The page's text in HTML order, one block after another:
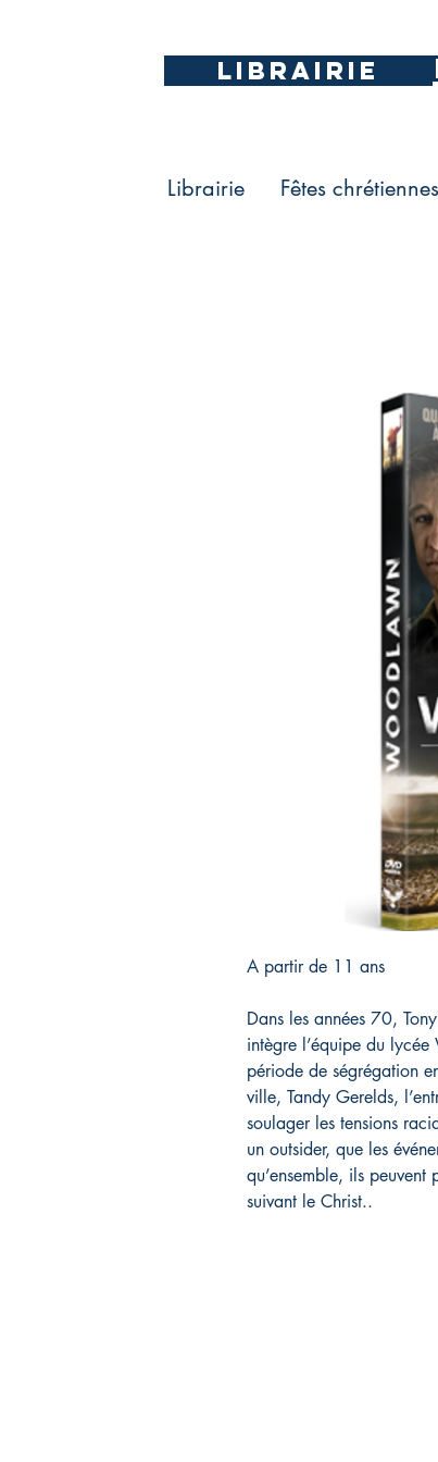
LIBRAIRIE
Librairie Fêtes chrétiennes
A partir de 11 ans
Dans les années 70,
intègre l’équipe du
période de ségrégation
ville, Tandy Gerelds,
soulager les tensions
un outsider, que les
qu’ensemble, ils peuvent
suivant le Christ..